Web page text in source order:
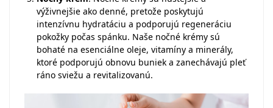
výživnejšie ako denné, pretože poskytujú
intenzívnu hydratáciu a podporujú regeneráciu
pokožky počas spánku. Naše nočné krémy sú
bohaté na esenciálne oleje, vitamíny a minerály,
ktoré podporujú obnovu buniek a zanechávajú pleť
ráno sviežu a revitalizovanú.